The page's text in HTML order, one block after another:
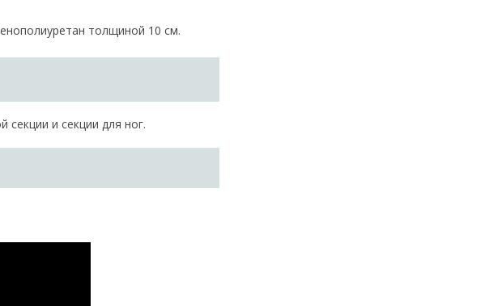
толщиной 10 см.
секции и секции для ног.